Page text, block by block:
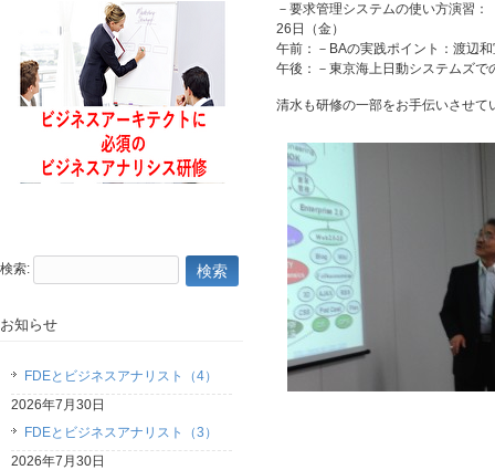
－要求管理システムの使い方演習
26日（金）
午前：－BAの実践ポイント：渡辺
午後：－東京海上日動システムズ
清水も研修の一部をお手伝いさせ
検索:
お知らせ
FDEとビジネスアナリスト（4）
2026年7月30日
FDEとビジネスアナリスト（3）
2026年7月30日